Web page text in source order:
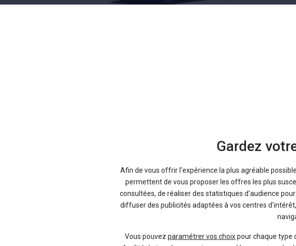
Cette recherche inclut des véhicules neufs de mandataire
Vous pouvez également jeter un oeil à toutes les petites
Gardez
Afin de vous offrir l'expérience la plus agréable
permettent de vous proposer les offres les plus
consultées, de réaliser des statistiques d'audience
diffuser des publicités adaptées à vos centres
Vous pouvezparamétrer vos choixpour chaque type